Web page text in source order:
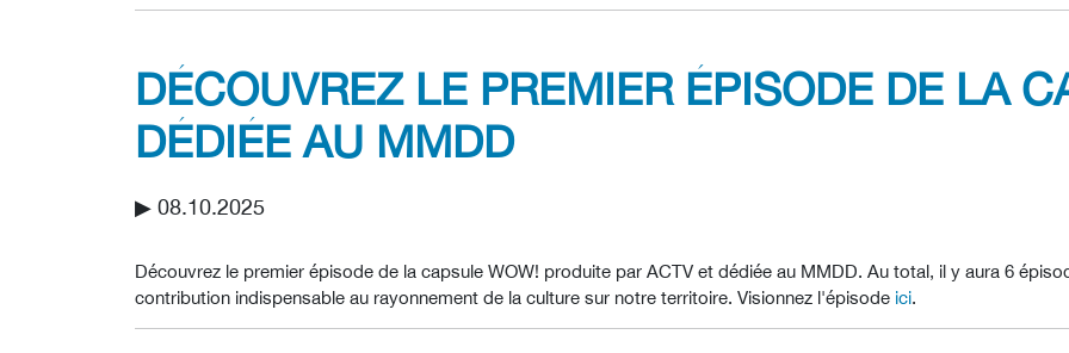
DÉCOUVREZ LE PREMIER ÉPISODE DE LA
DÉDIÉE AU MMDD
▶︎ 08.10.2025
Découvrez le premier épisode de la capsule WOW! produite par ACTV et dédiée au MMDD. Au total, il y aura 6
contribution indispensable au rayonnement de la culture sur notre territoire. Visionnez l'épisode ici.